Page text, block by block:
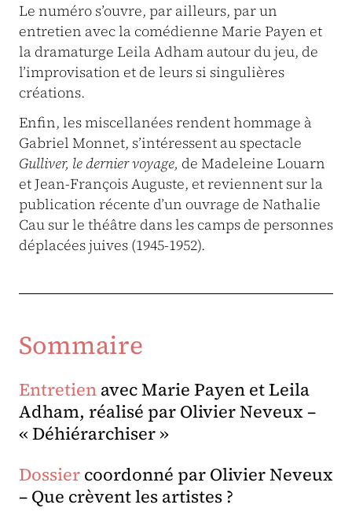
Le numéro s’ouvre, par ailleurs, par un
entretien avec la comédienne Marie Payen et
la dramaturge Leila Adham autour du jeu, de
l’improvisation et de leurs si singulières
créations.
Enfin, les miscellanées rendent hommage à
Gabriel Monnet, s’intéressent au spectacle
Gulliver, le dernier voyage, de Madeleine Louarn
et Jean-François Auguste, et reviennent sur la
publication récente d’un ouvrage de Nathalie
Cau sur le théâtre dans les camps de personnes
déplacées juives (1945-1952).
Sommaire
Entretien avec Marie Payen et Leila
Adham, réalisé par Olivier Neveux –
« Déhiérarchiser »
Dossier coordonné par Olivier Neveux
– Que crèvent les artistes ?